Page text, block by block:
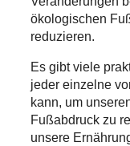
ökologischen
reduzieren.
Es gibt viele
jeder einzelne
kann, um
Fußabdruck zu
unsere